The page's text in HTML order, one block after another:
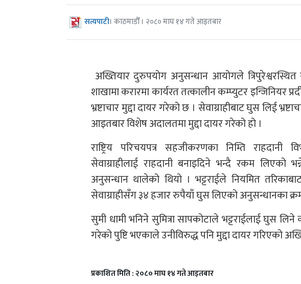
सत्यपाटी। काठमाडौँ । २०८० माघ १४ गते आइतबार
अख्तियार दुरुपयोग अनुसन्धान आयोगले त्रिपुरेश्वरस्थित
शाखामा करारमा कार्यरत तत्कालीन कम्प्युटर इन्जिनियर
भ्रष्टाचार मुद्दा दायर गरेको छ । सेवाग्राहीबाट घुस लिई
आइतबार विशेष अदालतमा मुद्दा दायर गरेको हो ।
राष्ट्रिय परिचयपत्र सहजीकरणका निम्ति राहदानी
सेवाग्राहीलाई राहदानी बनाइदिने भन्दै रकम लिएको
अनुसन्धान थालेको थियो । भट्टराईले नियमित
सेवाग्राहीसँग ३४ हजार रुपैयाँ घुस लिएको अनुसन्धानका
सुमी धामी भनिने सुमित्रा सापकोटाले भट्टराईलाई घुस
गरेको पुष्टि भएकाले उनीविरुद्ध पनि मुद्दा दायर गरिएको
प्रकाशित मिति : २०८० माघ १४ गते आइतबार